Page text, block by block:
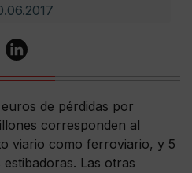
de pérdidas por
corresponden al
viario como ferroviario, y 5
Las otras